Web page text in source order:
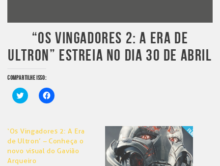
“OS VINGADORES 2: A ERA DE
ULTRON” ESTREIA NO DIA 30 DE ABRIL
COMPARTILHE ISSO:
Clique
para
nova
janela)
Clique
para
nova
janela)
‘Os Vingadores 2: A Era
de Ultron’ – Conheça o
novo visual do Gavião
Arqueiro